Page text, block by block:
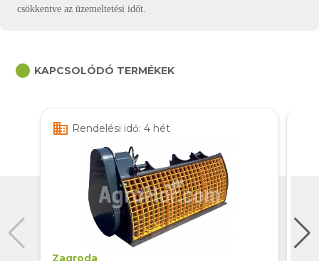
csökkentve az üzemeltetési időt.
circle KAPCSOLÓDÓ TERMÉKEK
business Rendelési idő: 4 hét
Zagroda